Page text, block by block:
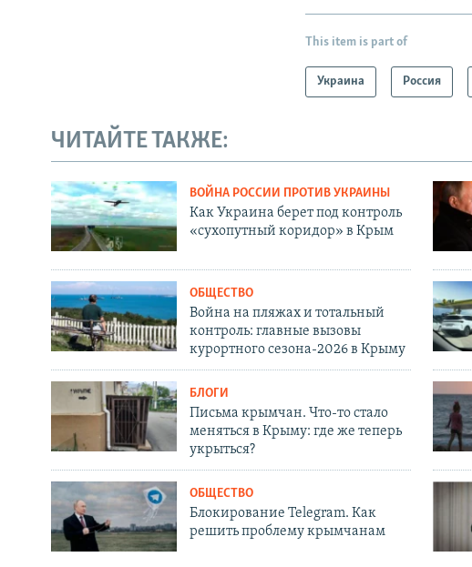
This item is part of
Украина Россия
ЧИТАЙТЕ ТАКЖЕ:
ВОЙНА РОССИИ ПРОТИВ УКРАИНЫ
Как Украина берет под контроль
«сухопутный коридор» в Крым
ОБЩЕСТВО
Война на пляжах и тотальный
контроль: главные вызовы
курортного сезона-2026 в Крыму
БЛОГИ
Письма крымчан. Что-то стало
меняться в Крыму: где же теперь
укрыться?
ОБЩЕСТВО
Блокирование Telegram. Как
решить проблему крымчанам